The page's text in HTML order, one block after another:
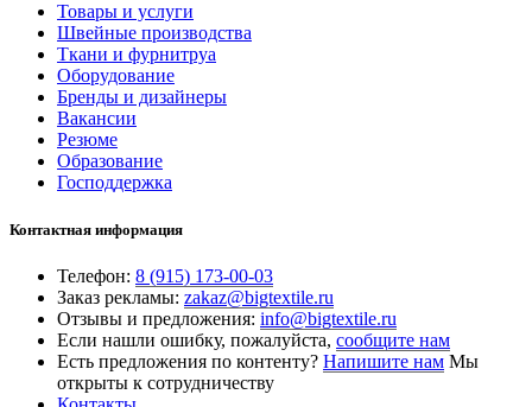
Товары и услуги
Швейные производства
Ткани и фурнитруа
Оборудование
Бренды и дизайнеры
Вакансии
Резюме
Образование
Господдержка
Контактная информация
Телефон: 8 (915) 173-00-03
Заказ рекламы: zakaz@bigtextile.ru
Отзывы и предложения: info@bigtextile.ru
Если нашли ошибку, пожалуйста, сообщите нам
Есть предложения по контенту? Напишите нам Мы
открыты к сотрудничеству